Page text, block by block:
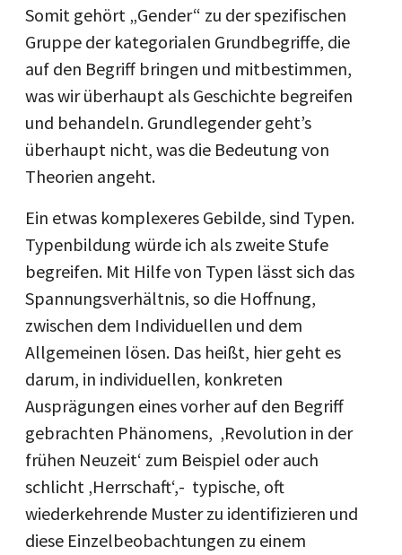
Somit gehört „Gender“ zu der spezifischen
Gruppe der kategorialen Grundbegriffe, die
auf den Begriff bringen und mitbestimmen,
was wir überhaupt als Geschichte begreifen
und behandeln. Grundlegender geht’s
überhaupt nicht, was die Bedeutung von
Theorien angeht.
Ein etwas komplexeres Gebilde, sind Typen.
Typenbildung würde ich als zweite Stufe
begreifen. Mit Hilfe von Typen lässt sich das
Spannungsverhältnis, so die Hoffnung,
zwischen dem Individuellen und dem
Allgemeinen lösen. Das heißt, hier geht es
darum, in individuellen, konkreten
Ausprägungen eines vorher auf den Begriff
gebrachten Phänomens, ­ ‚Revolution in der
frühen Neuzeit‘ zum Beispiel oder auch
schlicht ‚Herrschaft‘,- typische, oft
wiederkehrende Muster zu identifizieren und
diese Einzelbeobachtungen zu einem